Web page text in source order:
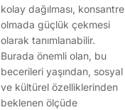
kolay dağılması, konsantre
olmada güçlük çekmesi
olarak tanımlanabilir.
Burada önemli olan, bu
becerileri yaşından, sosyal
ve kültürel özelliklerinden
beklenen ölçüde